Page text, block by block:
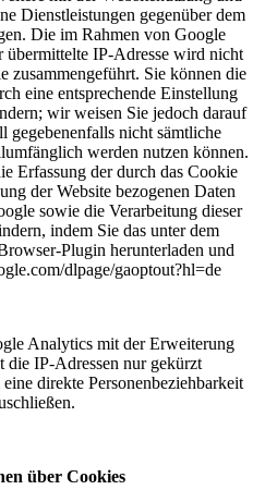
Dienstleistungen gegenüber dem
Die im Rahmen von Google
IP-Adresse wird nicht
zusammengeführt. Sie können die
eine entsprechende Einstellung
wir weisen Sie jedoch darauf
gegebenenfalls nicht sämtliche
werden nutzen können.
Erfassung der durch das Cookie
der Website bezogenen Daten
sowie die Verarbeitung dieser
indem Sie das unter dem
Plugin herunterladen und
dlpage/gaoptout?hl=de
Analytics mit der Erweiterung
IP-Adressen nur gekürzt
direkte Personenbeziehbarkeit
über Cookies